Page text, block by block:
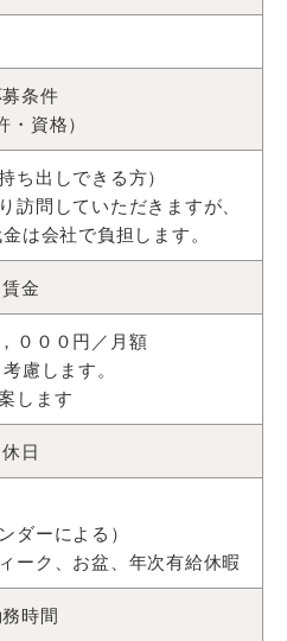
募条件
・資格）
ち出しできる方）
問していただきますが、
は会社で負担します。
賃金
０００円／月額
慮します。
します
休日
ダーによる）
ーク、お盆、年次有給休暇
時間